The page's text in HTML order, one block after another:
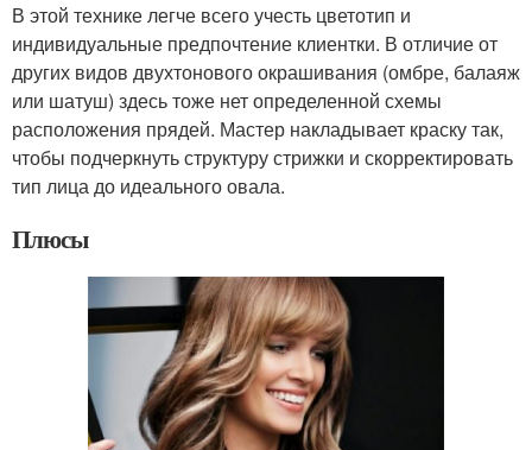
В этой технике легче всего учесть цветотип и
индивидуальные предпочтение клиентки. В отличие от
других видов двухтонового окрашивания (омбре, балаяж
или шатуш) здесь тоже нет определенной схемы
расположения прядей. Мастер накладывает краску так,
чтобы подчеркнуть структуру стрижки и скорректировать
тип лица до идеального овала.
Плюсы